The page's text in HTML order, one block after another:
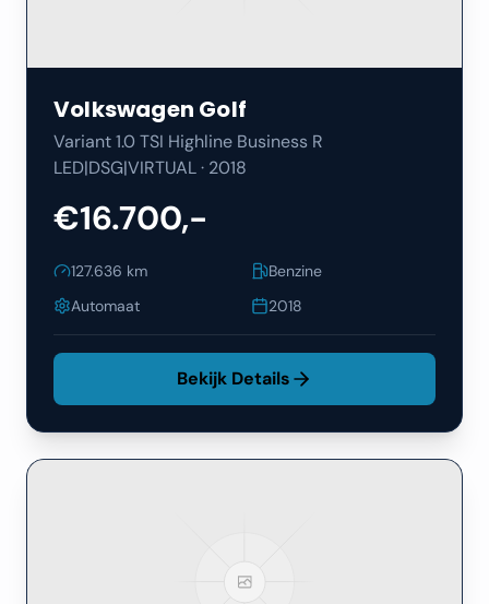
Volkswagen Golf
Variant 1.0 TSI Highline Business R
LED|DSG|VIRTUAL· 2018
€16.700,-
127.636 km
Benzine
Automaat
2018
Bekijk Details